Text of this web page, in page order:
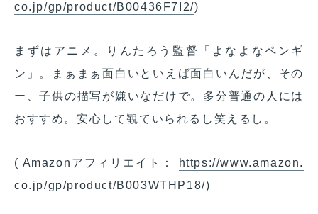
co.jp/gp/product/B00436F7I2/)
まずはアニメ。りんたろう監督「よなよなペンギ
ン」。まぁまぁ面白いといえば面白いんだが、その
ー、子供の描写が嫌いなだけで。多分普通の人には
おすすめ。安心して観ていられるし笑えるし。
( Amazonアフィリエイト：
https://www.amazon.
co.jp/gp/product/B003WTHP18/)